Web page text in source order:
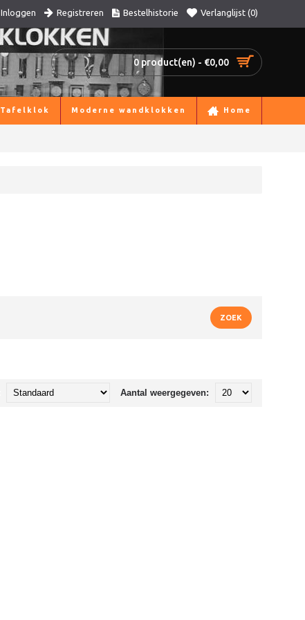
Inloggen Registreren Bestelhistorie Verlanglijst (0)
0 product(en) - €0,00
Tafelklok Moderne wandklokken Home
Aantal weergegeven: